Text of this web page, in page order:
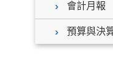
會計月報
預算與決